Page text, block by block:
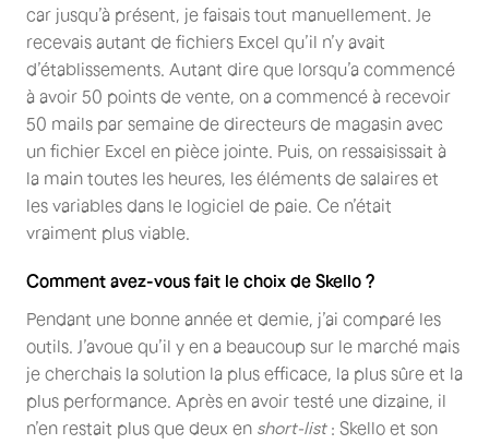
car jusqu’à présent, je faisais tout manuellement. Je
recevais autant de fichiers Excel qu’il n’y avait
d’établissements. Autant dire que lorsqu’a commencé
à avoir 50 points de vente, on a commencé à recevoir
50 mails par semaine de directeurs de magasin avec
un fichier Excel en pièce jointe. Puis, on ressaisissait à
la main toutes les heures, les éléments de salaires et
les variables dans le logiciel de paie. Ce n’était
vraiment plus viable.
Comment avez-vous fait le choix de Skello ?
Pendant une bonne année et demie, j’ai comparé les
outils. J’avoue qu’il y en a beaucoup sur le marché mais
je cherchais la solution la plus efficace, la plus sûre et la
plus performance. Après en avoir testé une dizaine, il
n’en restait plus que deux en short-list: Skello et son